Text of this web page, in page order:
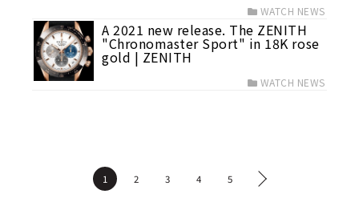
WATCH NEWS
A 2021 new release. The ZENITH
"Chronomaster Sport" in 18K rose
gold | ZENITH
WATCH NEWS
1 2 3 4 5